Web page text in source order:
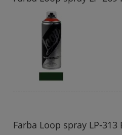
Farba Loop spray LP-